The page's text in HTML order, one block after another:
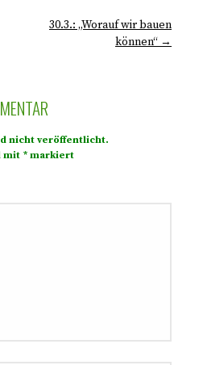
30.3.: „Worauf wir bauen
können“ →
nicht veröffentlicht.
mit * markiert